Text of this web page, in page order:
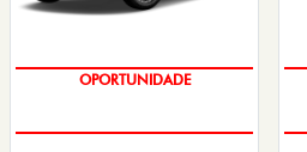
OPORTUNIDADE